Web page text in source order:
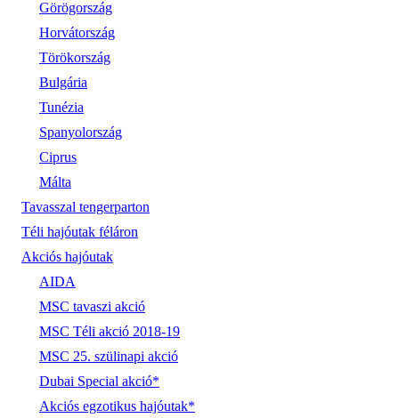
Görögország
Horvátország
Törökország
Bulgária
Tunézia
Spanyolország
Ciprus
Málta
Tavasszal tengerparton
Téli hajóutak féláron
Akciós hajóutak
AIDA
MSC tavaszi akció
MSC Téli akció 2018-19
MSC 25. szülinapi akció
Dubai Special akció*
Akciós egzotikus hajóutak*